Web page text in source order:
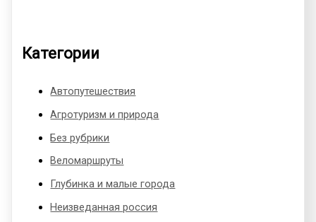
Категории
Автопутешествия
Агротуризм и природа
Без рубрики
Веломаршруты
Глубинка и малые города
Неизведанная россия